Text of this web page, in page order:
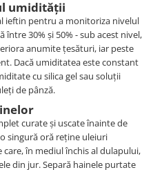
umidității
ieftin pentru a monitoriza nivelul
între 30% și 50% - sub acest nivel,
anumite țesături, iar peste
Dacă umiditatea este constant
cu silica gel sau soluții
de pânză.
curate și uscate înainte de
singură oră reține uleiuri
în mediul închis al dulapului,
din jur. Separă hainele purtate